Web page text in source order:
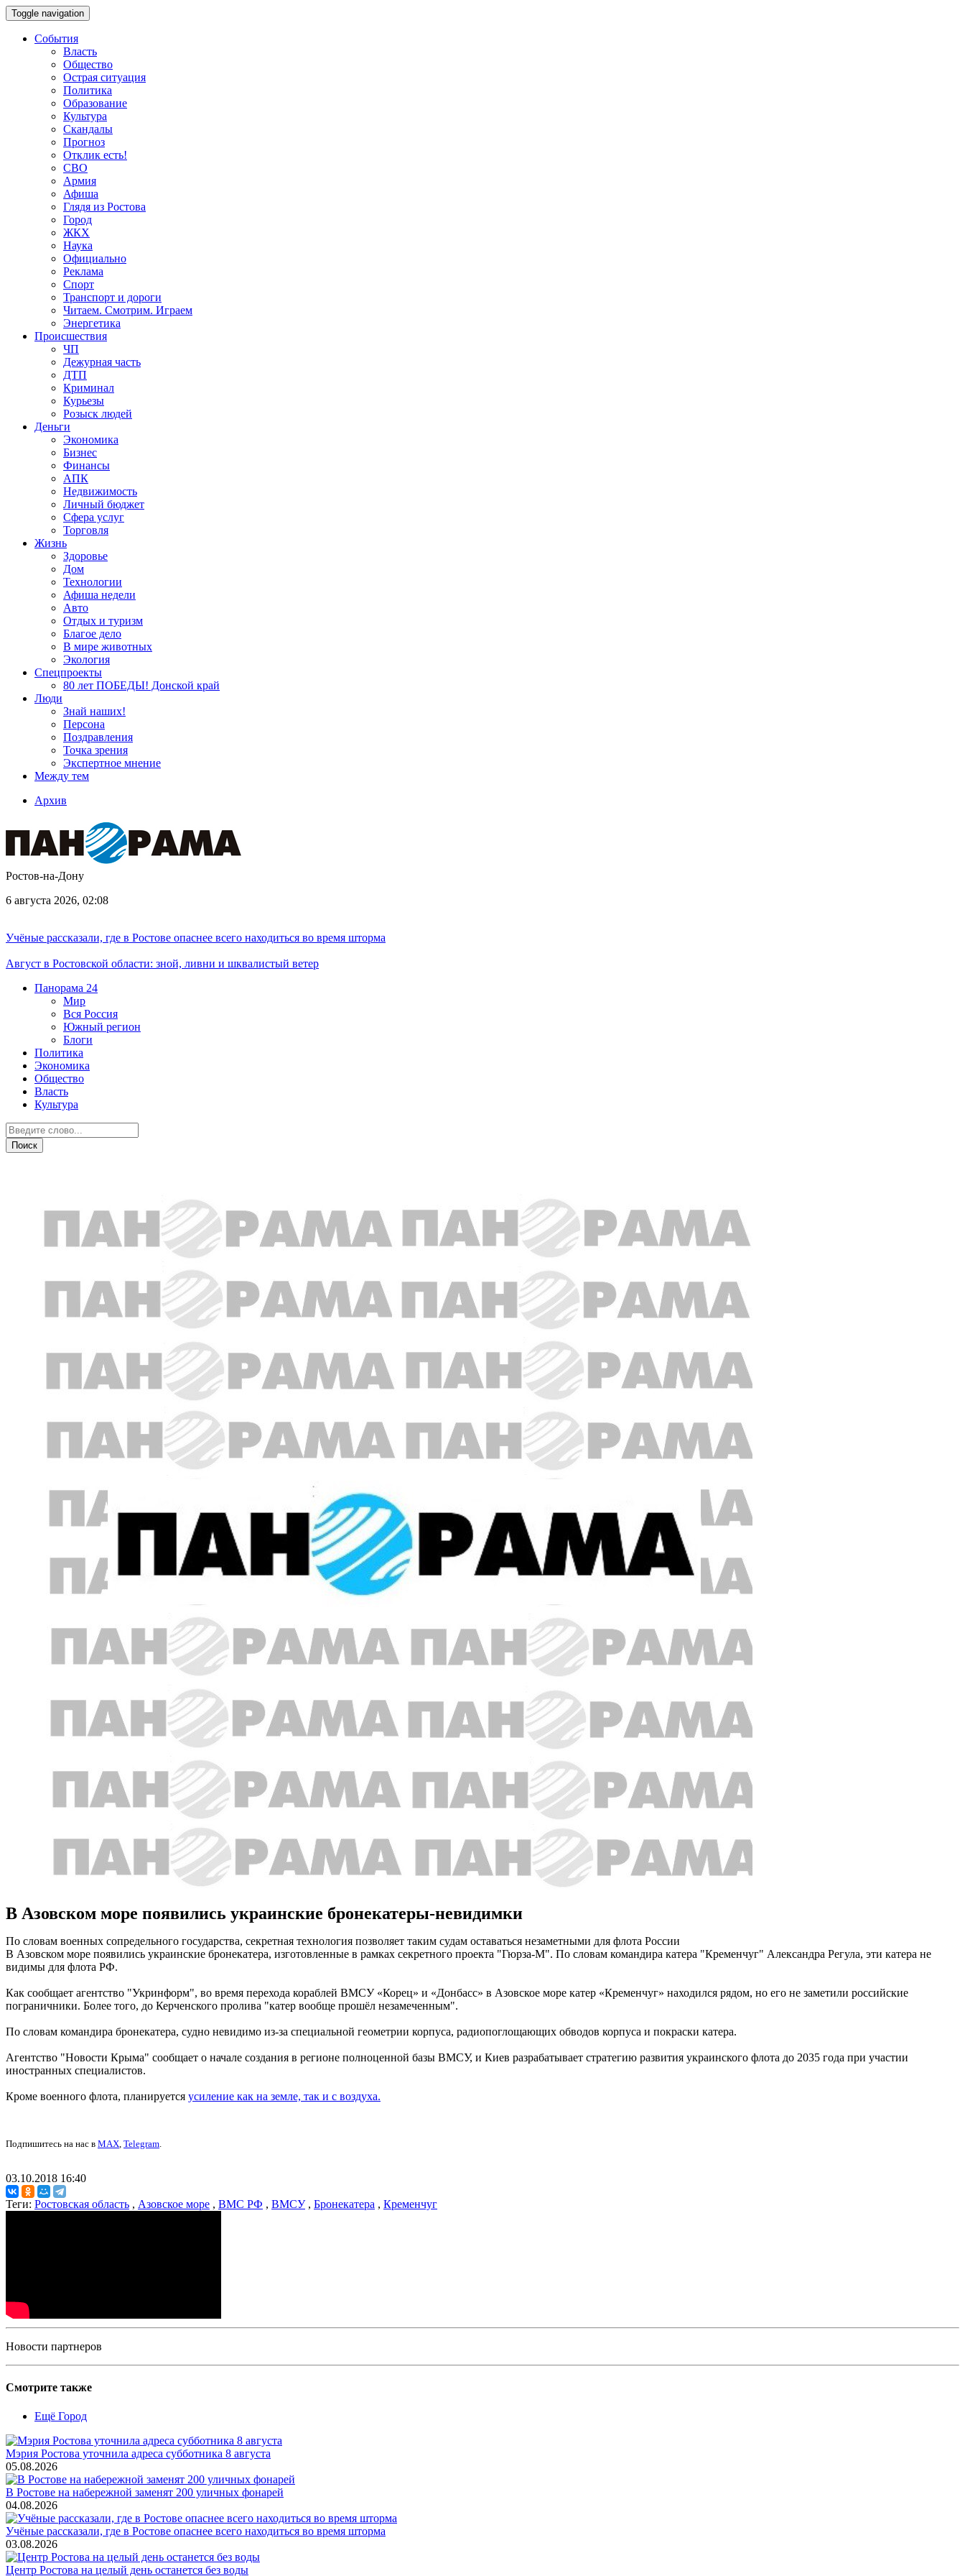
Toggle navigation
События
Власть
Общество
Острая ситуация
Политика
Образование
Культура
Скандалы
Прогноз
Отклик есть!
СВО
Армия
Афиша
Глядя из Ростова
Город
ЖКХ
Наука
Официально
Реклама
Спорт
Транспорт и дороги
Читаем. Смотрим. Играем
Энергетика
Происшествия
ЧП
Дежурная часть
ДТП
Криминал
Курьезы
Розыск людей
Деньги
Экономика
Бизнес
Финансы
АПК
Недвижимость
Личный бюджет
Сфера услуг
Торговля
Жизнь
Здоровье
Дом
Технологии
Афиша недели
Авто
Отдых и туризм
Благое дело
В мире животных
Экология
Спецпроекты
80 лет ПОБЕДЫ! Донской край
Люди
Знай наших!
Персона
Поздравления
Точка зрения
Экспертное мнение
Между тем
Архив
Ростов-на-Дону
6 августа 2026, 02:08
Учёные рассказали, где в Ростове опаснее всего находиться во время шторма
Август в Ростовской области: зной, ливни и шквалистый ветер
Панорама 24
Мир
Вся Россия
Южный регион
Блоги
Политика
Экономика
Общество
Власть
Культура
В Азовском море появились украинские бронекатеры-невидимки
По словам военных сопредельного государства, секретная технология позволяет таким судам оставаться незаметными для флота России
В Азовском море появились украинские бронекатера, изготовленные в рамках секретного проекта "Гюрза-М". По словам командира катера "Кременчуг" Александра Регула, эти катера не
видимы для флота РФ.
Как сообщает агентство "Укринформ", во время перехода кораблей ВМСУ «Корец» и «Донбасс» в Азовское море катер «Кременчуг» находился рядом, но его не заметили российские
пограничники. Более того, до Керченского пролива "катер вообще прошёл незамеченным".
По словам командира бронекатера, судно невидимо из-за специальной геометрии корпуса, радиопоглощающих обводов корпуса и покраски катера.
Агентство "Новости Крыма" сообщает о начале создания в регионе полноценной базы ВМСУ, и Киев разрабатывает стратегию развития украинского флота до 2035 года при участии
иностранных специалистов.
Кроме военного флота, планируется усиление как на земле, так и с воздуха.
Подпишитесь на нас в MAX, Telegram.
03.10.2018 16:40
Теги: Ростовская область , Азовское море , ВМС РФ , ВМСУ, Бронекатера , Кременчуг
Новости партнеров
Смотрите также
Ещё Город
Мэрия Ростова уточнила адреса субботника 8 августа
05.08.2026
В Ростове на набережной заменят 200 уличных фонарей
04.08.2026
Учёные рассказали, где в Ростове опаснее всего находиться во время шторма
03.08.2026
Центр Ростова на целый день останется без воды